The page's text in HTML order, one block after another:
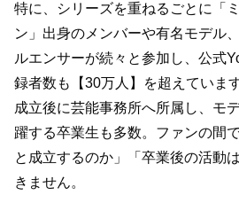
特に、シリーズを重ねるごとに「
ン」出身のメンバーや有名モデル
ルエンサーが続々と参加し、公式
録者数も【30万人】を超えていま
成立後に芸能事務所へ所属し、モ
躍する卒業生も多数。ファンの間
と成立するのか」「卒業後の活動
きません。